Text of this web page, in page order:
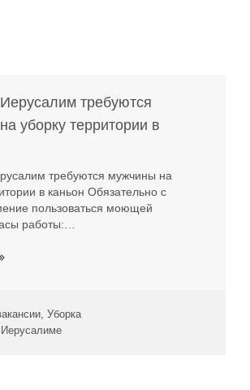
требуются
уборку территории в
требуются мужчины на
в каньон Обязательно с
пользоваться моющей
работы:…
, Уборка